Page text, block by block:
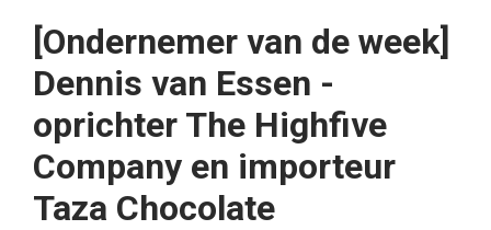
[Ondernemer van de week]
Dennis van Essen -
oprichter The Highfive
Company en importeur
Taza Chocolate